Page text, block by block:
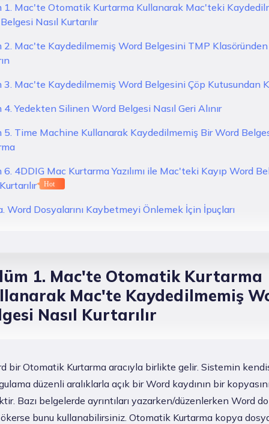
1. Mac'te Otomatik Kurtarma Kullanarak Mac'teki
Nasıl Kurtarılır
2. Mac'te Kaydedilmemiş Word Belgesini TMP Klasöründen
3. Mac'te Kaydedilmemiş Word Belgesini Çöp Kutusundan
4. Yedekten Silinen Word Belgesi Nasıl Geri Alınır
5. Time Machine Kullanarak Kaydedilmemiş Bir Word
6. 4DDIG Mac Kurtarma Yazılımı ile Mac'teki Kayıp Word
Hot
Word Dosyalarını Kaybetmeyi Önlemek İçin İpuçları
1. Mac'te Otomatik Kurtarma
Mac'te Kaydedilmemiş
Nasıl Kurtarılır
bir Otomatik Kurtarma aracıyla birlikte gelir. Sistemin
düzenli aralıklarla açık bir Word kaydının bir
Bazı belgelerde ayrıntıları yazarken/düzenlerken Word
bunu kullanabilirsiniz. Otomatik Kurtarma kopya